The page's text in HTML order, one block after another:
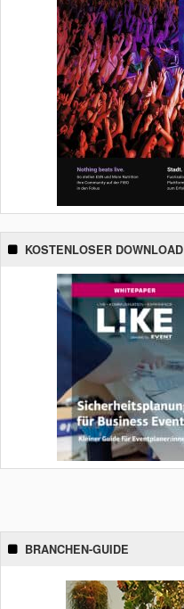
KOSTENLOSER DOWNLOAD
BRANCHEN-GUIDE